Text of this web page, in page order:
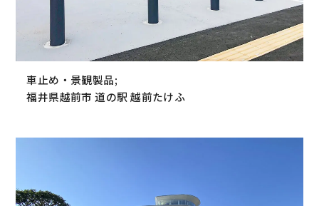
車止め・景観製品;
福井県越前市 道の駅 越前たけふ